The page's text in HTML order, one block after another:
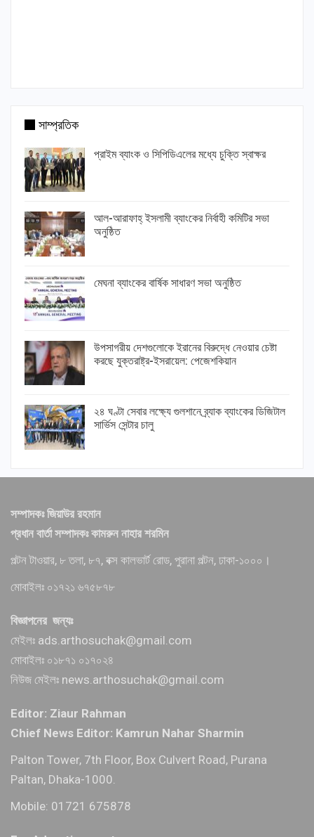
সাম্প্রতিক
প্রাইম ব্যাংক ও সিপিডিএলের মধ্যে চুক্তি স্বাক্ষর
আল-আরাফাহ্ ইসলামী ব্যাংকের নির্বাহী কমিটির সভা
অনুষ্ঠিত
মেঘনা ব্যাংকের বার্ষিক সাধারণ সভা অনুষ্ঠিত
উপসাগরীয় দেশগুলোকে ইরানের বিরুদ্ধে নেওয়ার চেষ্টা
করছে যুক্তরাষ্ট্র-ইসরায়েল: পেজেশকিয়ান
২৪ ঘণ্টা সেবার লক্ষ্যে গুলশানে ব্র্যাক ব্যাংকের ডিজিটাল
সার্ভিস সেন্টার চালু
সম্পাদকঃ জিয়াউর রহমান
প্রধান বার্তা সম্পাদকঃ কামরুন নাহার শরমিন
পল্টন টাওয়ার, ৮ তলা, ৮৭, বক্স কালভার্ট রোড, পুরানা পল্টন, ঢাকা-১০০০।
মোবাইলঃ ০১৭২১ ৬৭৫৮৭৮
বিজ্ঞাপনের জন্যঃ
মেইলঃ ads.arthosuchak@gmail.com
মোবাইলঃ ০১৮৭১ ০১৭০২৪
নিউজ মেইলঃ news.arthosuchak@gmail.com
Editor: Ziaur Rahman
Chief News Editor: Kamrun Nahar Sharmin
Palton Tower, 7th Floor, Box Culvert Road, Purana
Paltan, Dhaka-1000.
Mobile: 01721 675878